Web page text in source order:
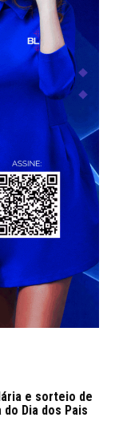
e sorteio de
do Dia dos Pais